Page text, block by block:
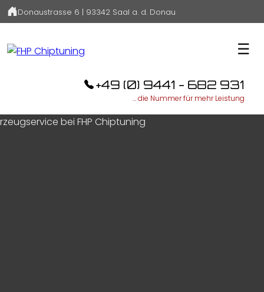
Donaustrasse 6 | 93342 Saal a. d. Donau
☰
+49 (0) 9441 - 682 931
... die Nummer für mehr Leistung